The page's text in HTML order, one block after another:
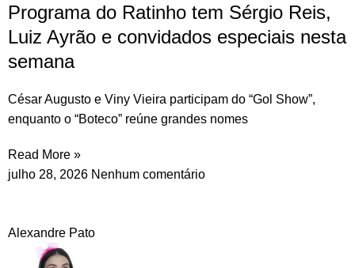
Programa do Ratinho tem Sérgio Reis,
Luiz Ayrão e convidados especiais nesta
semana
César Augusto e Viny Vieira participam do “Gol Show”,
enquanto o “Boteco” reúne grandes nomes
Read More »
julho 28, 2026 Nenhum comentário
Alexandre Pato